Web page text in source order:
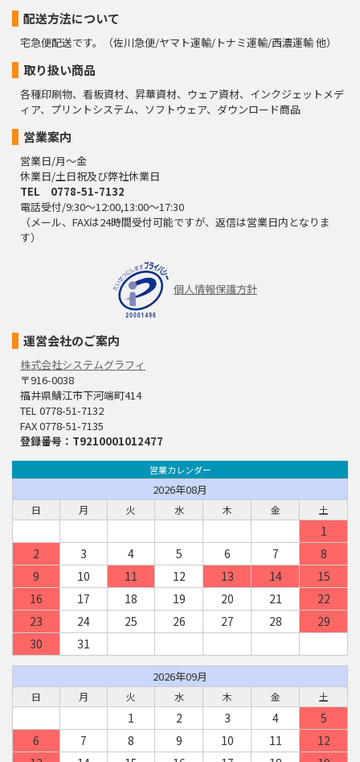
配送方法について
宅急便配送です。（佐川急便/ヤマト運輸/トナミ運輸/西濃運輸 他）
取り扱い商品
各種印刷物、看板資材、昇華資材、ウェア資材、インクジェットメデ
ィア、プリントシステム、ソフトウェア、ダウンロード商品
営業案内
営業日/月～金
休業日/土日祝及び弊社休業日
TEL 0778-51-7132
電話受付/9:30～12:00,13:00～17:30
（メール、FAXは24時間受付可能ですが、返信は営業日内となりま
す）
個人情報保護方針
運営会社のご案内
株式会社システムグラフィ
〒916-0038
福井県鯖江市下河端町414
TEL 0778-51-7132
FAX 0778-51-7135
登録番号：T9210001012477
営業カレンダー
2026年08月
日 月 火 水 木 金 土
1
2
3 4 5 6 7
8
9
10 11 12 13 14
15
16
17 18 19 20 21
22
23
24 25 26 27 28
29
30
31
2026年09月
日 月 火 水 木 金 土
1 2 3 4
5
6
7 8 9 10 11
12